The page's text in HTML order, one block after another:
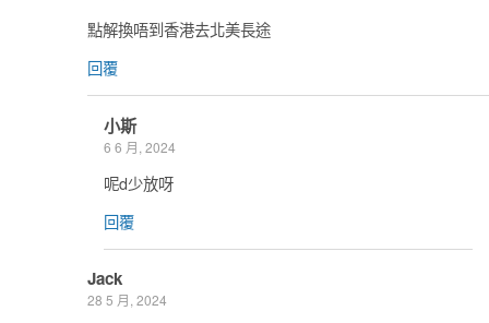
點解換唔到香港去北美長途
回覆
小斯
6 6 月, 2024
呢d少放呀
回覆
Jack
28 5 月, 2024